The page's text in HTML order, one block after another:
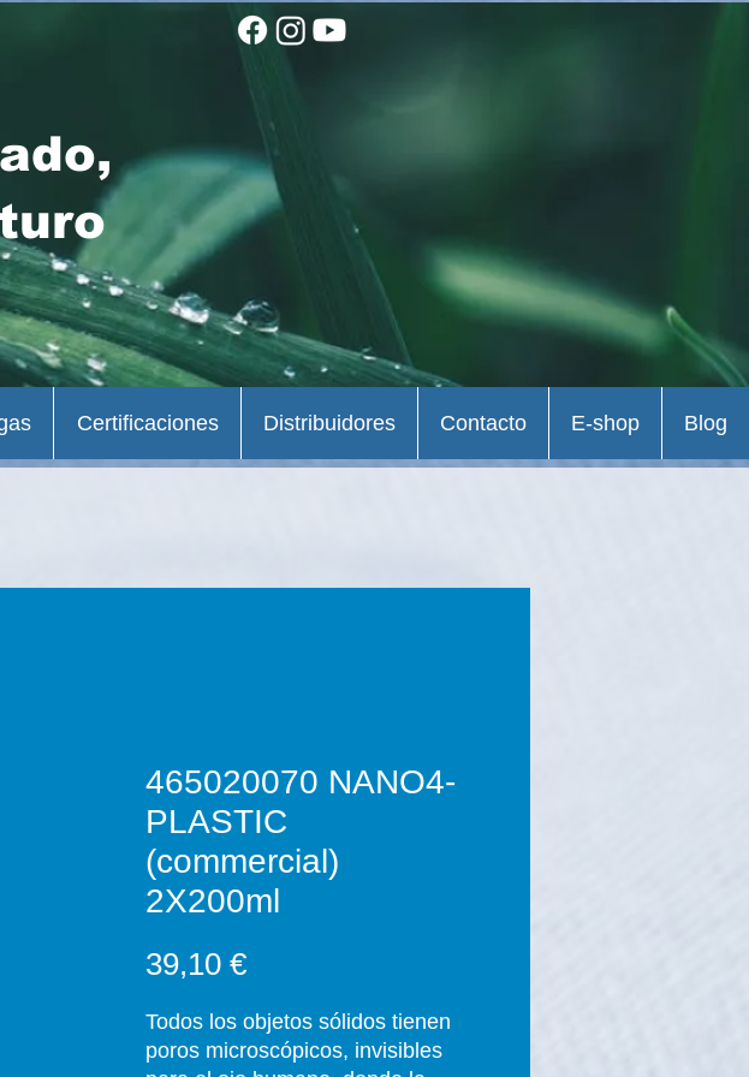
465020070 NANO4-
PLASTIC
(commercial)
2X200ml
39,10 €Precio
Todos los objetos sólidos tienen
poros microscópicos, invisibles
Certificaciones Distribuidores Contacto E-shop Blog